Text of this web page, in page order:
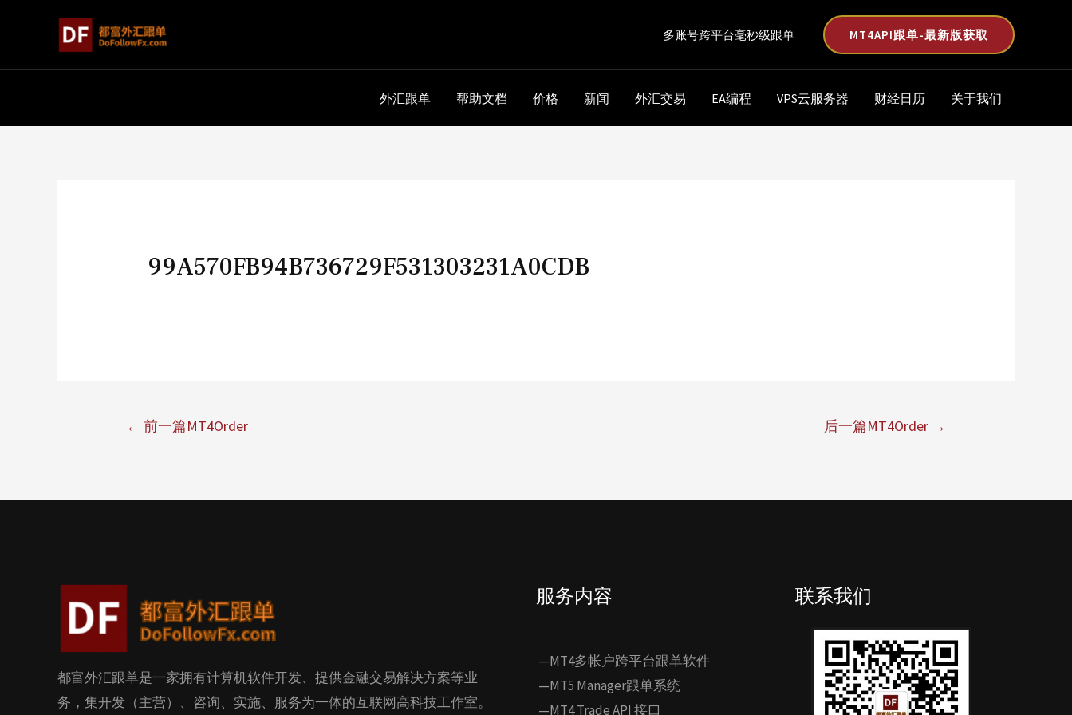
多账号跨平台毫秒级跟单 MT4API跟单-最新版获取
外汇跟单 帮助文档 价格 新闻 外汇交易 EA编程 VPS云服务器 财经日历 关于我们
99A570FB94B736729F531303231A0CDB
← 前一篇MT4Order 后一篇MT4Order →
都富外汇跟单是一家拥有计算机软件开发、提供金融交易解决方案等业
务，集开发（主营）、咨询、实施、服务为一体的互联网高科技工作室。
服务内容
—MT4多帐户跨平台跟单软件
—MT5 Manager跟单系统
—MT4 Trade API 接口
联系我们